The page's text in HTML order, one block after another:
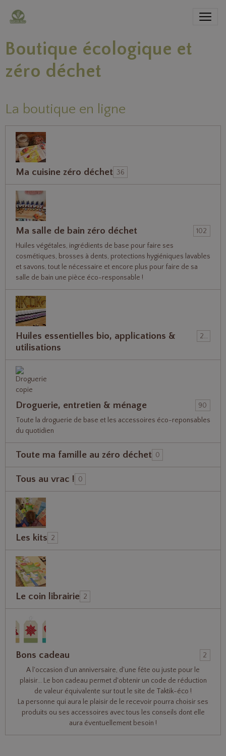
Boutique écologique et
zéro déchet
La boutique en ligne
Ma cuisine zéro déchet 36
Ma salle de bain zéro déchet
102
Huiles végétales, ingrédients de base pour faire ses
cosmétiques, brosses à dents, protections hygiéniques lavables
et savons, tout le nécessaire et encore plus pour faire de sa
salle de bain une pièce éco-responsable !
Huiles essentielles bio, applications &
utilisations
22
Droguerie, entretien & ménage
90
Toute la droguerie de base et les accessoires éco-reponsables
du quotidien
Toute ma famille au zéro déchet 0
Tous au vrac ! 0
Les kits 2
Le coin librairie 2
Bons cadeau
2
A l'occasion d'un anniversaire, d'une fête ou juste pour le
plaisir... Le bon cadeau permet d'obtenir un code de réduction
de valeur équivalente sur tout le site de Taktik-éco !
La personne qui aura le plaisir de le recevoir pourra choisir ses
produits ou ses accessoires avec tous les conseils dont elle
aura éventuellement besoin !